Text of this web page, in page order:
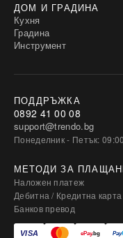
ДОМ И ГРАДИНА
Кухня
Градина
Инструмент
ПОДДРЪЖКА
0892 41 00 08
support@trendo.bg
Понеделник - Петък:
МЕТОДИ ЗА
Наложен платеж
Дебитна / Кредитна карта
Банков превод